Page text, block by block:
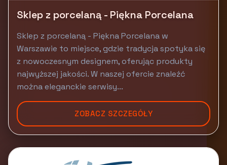
Sklep z porcelaną - Piękna Porcelana
Sklep z porcelaną - Piękna Porcelana w
Warszawie to miejsce, gdzie tradycja spotyka się
z nowoczesnym designem, oferując produkty
najwyższej jakości. W naszej ofercie znaleźć
można eleganckie serwisy...
ZOBACZ SZCZEGÓŁY